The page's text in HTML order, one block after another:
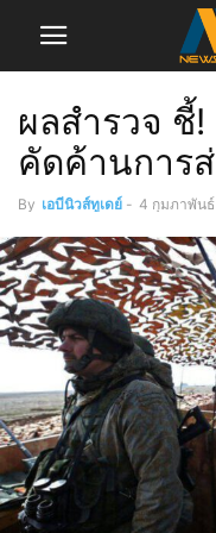
ผลสำรวจ ชี้
คัดค้านการ
By เอบีนิวส์ทูเดย์ - 4 กุมภาพัน